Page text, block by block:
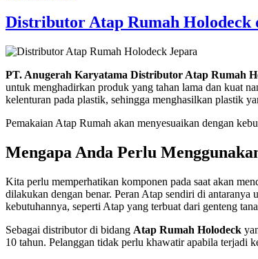
Distributor Atap Rumah Holodeck
PT. Anugerah Karyatama Distributor Atap Rumah
untuk menghadirkan produk yang tahan lama dan kuat
kelenturan pada plastik, sehingga menghasilkan plastik
Pemakaian Atap Rumah akan menyesuaikan dengan
Mengapa Anda Perlu
Kita perlu memperhatikan komponen pada saat akan
dilakukan dengan benar. Peran Atap sendiri di antaranya
kebutuhannya, seperti Atap yang terbuat dari genteng
Sebagai distributor di bidang Atap Rumah Holodeck
10 tahun. Pelanggan tidak perlu khawatir apabila terjadi